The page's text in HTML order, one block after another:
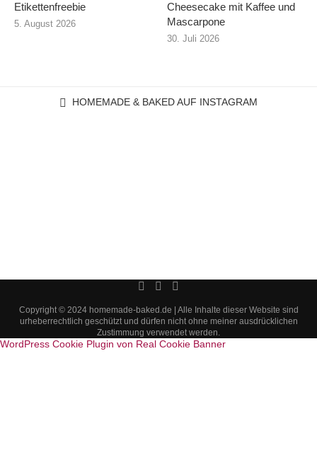
Etikettenfreebie
5. August 2026
Cheesecake mit Kaffee und
Mascarpone
30. Juli 2026
HOMEMADE & BAKED AUF INSTAGRAM
Copyright © 2024 homemade-baked.de | Alle Inhalte dieser Website sind
urheberrechtlich geschützt und dürfen nicht ohne meiner ausdrücklichen
Zustimmung verwendet werden.
WordPress Cookie Plugin von Real Cookie Banner